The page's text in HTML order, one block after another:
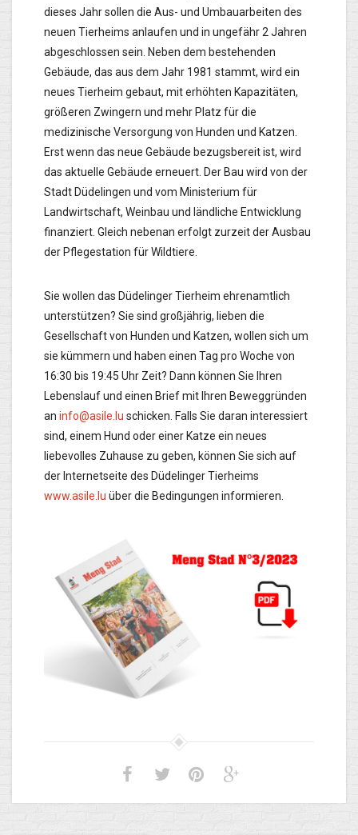
dieses Jahr sollen die Aus- und Umbauarbeiten des
neuen Tierheims anlaufen und in ungefähr 2 Jahren
abgeschlossen sein. Neben dem bestehenden
Gebäude, das aus dem Jahr 1981 stammt, wird ein
neues Tierheim gebaut, mit erhöhten Kapazitäten,
größeren Zwingern und mehr Platz für die
medizinische Versorgung von Hunden und Katzen.
Erst wenn das neue Gebäude bezugsbereit ist, wird
das aktuelle Gebäude erneuert. Der Bau wird von der
Stadt Düdelingen und vom Ministerium für
Landwirtschaft, Weinbau und ländliche Entwicklung
finanziert. Gleich nebenan erfolgt zurzeit der Ausbau
der Pflegestation für Wildtiere.
Sie wollen das Düdelinger Tierheim ehrenamtlich
unterstützen? Sie sind großjährig, lieben die
Gesellschaft von Hunden und Katzen, wollen sich um
sie kümmern und haben einen Tag pro Woche von
16:30 bis 19:45 Uhr Zeit? Dann können Sie Ihren
Lebenslauf und einen Brief mit Ihren Beweggründen
an info@asile.lu schicken. Falls Sie daran interessiert
sind, einem Hund oder einer Katze ein neues
liebevolles Zuhause zu geben, können Sie sich auf
der Internetseite des Düdelinger Tierheims
www.asile.lu über die Bedingungen informieren.